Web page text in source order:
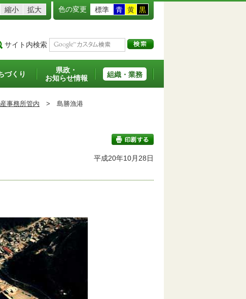
縮小 拡大 色の変更 標準 青 黄 黒
サイト内検索
づくり
県政・
お知らせ情報
組織・業務
事務所管内 > 島勝漁港
印刷する
平成20年10月28日